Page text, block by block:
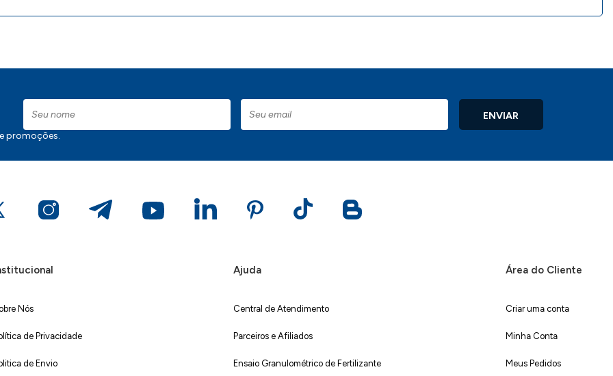
promoções.
ENVIAR
Nós
de Privacidade
de Envio
Ajuda
Central de Atendimento
Parceiros e Afiliados
Ensaio Granulométrico de Fertilizante
Área do Cliente
Criar uma conta
Minha Conta
Meus Pedidos